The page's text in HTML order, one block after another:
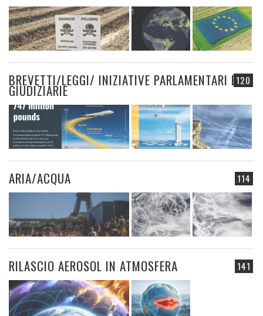
120
BREVETTI/LEGGI/ INIZIATIVE PARLAMENTARI E
GIUDIZIARIE
114
ARIA/ACQUA
141
RILASCIO AEROSOL IN ATMOSFERA